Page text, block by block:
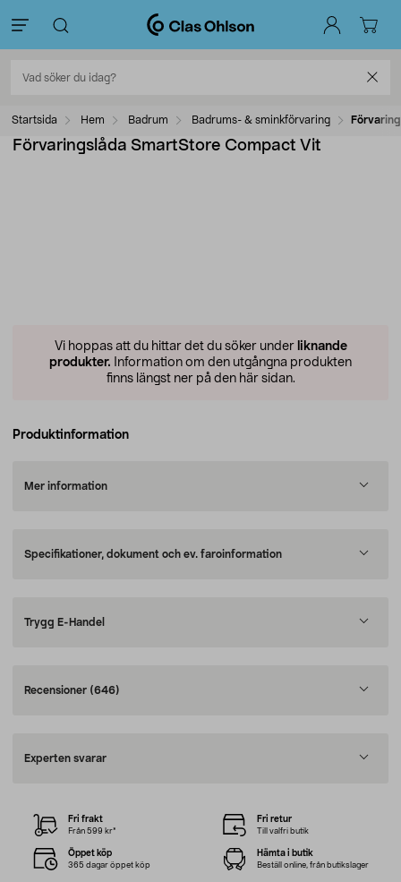
Startsida Hem Badrum Badrums- & sminkförvaring
Förvaringslåda SmartStore Compact Vit
Vi hoppas att du hittar det du söker under liknande
produkter. Information om den utgångna produkten
finns längst ner på den här sidan.
Produktinformation
Mer information
Specifikationer, dokument och ev. faroinformation
Trygg E-Handel
Recensioner (646)
Experten svarar
Fri frakt
Från 599 kr*
Fri retur
Till valfri butik
Öppet köp
365 dagar öppet köp
Hämta i butik
Beställ online, från butikslager